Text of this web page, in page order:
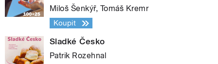
Miloš Šenkýř, Tomáš Kremr
Koupit
Sladké Česko
Patrik Rozehnal